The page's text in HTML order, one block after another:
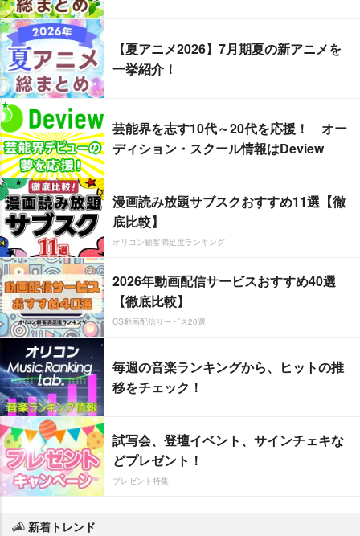
【夏アニメ2026】7月期夏の新アニメを
一挙紹介！
芸能界を志す10代～20代を応援！ オー
ディション・スクール情報はDeview
漫画読み放題サブスクおすすめ11選【徹
底比較】
オリコン顧客満足度ランキング
2026年動画配信サービスおすすめ40選
【徹底比較】
CS動画配信サービス20選
毎週の音楽ランキングから、ヒットの推
移をチェック！
試写会、登壇イベント、サインチェキな
どプレゼント！
プレゼント特集
新着トレンド